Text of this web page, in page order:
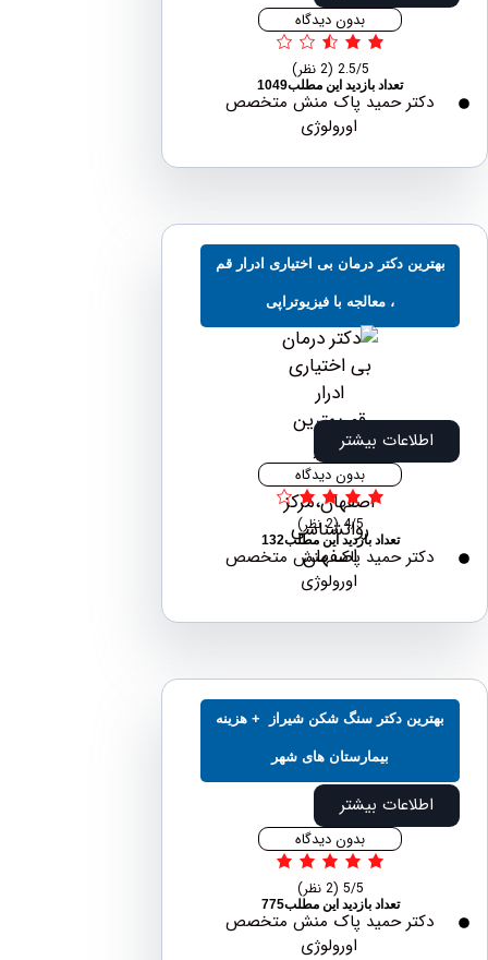
بدون دیدگاه
تعداد بازدید این مطلب1049
دکتر حمید پاک منش متخصص
اورولوژی
دکتر درمان بی اختیاری ادرار قم
، معالجه با فیزیوتراپی
اطلاعات بیشتر
بدون دیدگاه
تعداد بازدید این مطلب132
دکتر حمید پاک منش متخصص
اورولوژی
دکتر سنگ شکن شیراز + هزینه
بیمارستان های شهر
اطلاعات بیشتر
بدون دیدگاه
تعداد بازدید این مطلب775
دکتر حمید پاک منش متخصص
اورولوژی